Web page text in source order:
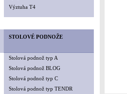
Výztuha T4
STOLOVÉ PODNOŽE
Stolová podnož typ A
Stolová podnož BLOG
Stolová podnož typ C
Stolová podnož typ TENDR